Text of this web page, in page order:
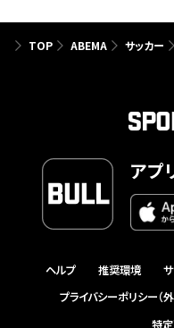
TOP ABEMA サッカー
アプ
ヘルプ 推奨環境
プライバシーポリシー（
特